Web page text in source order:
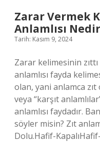
Zarar Vermek
Anlamlısı Nedir
Tarih: Kasım 9, 2024
Zarar kelimesinin
anlamlısı fayda
olan, yani anlamca zıt
veya “karşıt
anlamlısı faydadır.
söyler misin? Zıt
Dolu.Hafif-